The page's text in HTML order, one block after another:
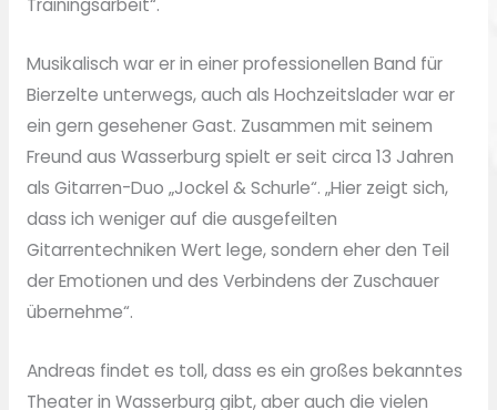
Trainingsarbeit“.
Musikalisch war er in einer professionellen Band für
Bierzelte unterwegs, auch als Hochzeitslader war er
ein gern gesehener Gast. Zusammen mit seinem
Freund aus Wasserburg spielt er seit circa 13 Jahren
als Gitarren-Duo „Jockel & Schurle“. „Hier zeigt sich,
dass ich weniger auf die ausgefeilten
Gitarrentechniken Wert lege, sondern eher den Teil
der Emotionen und des Verbindens der Zuschauer
übernehme“.
Andreas findet es toll, dass es ein großes bekanntes
Theater in Wasserburg gibt, aber auch die vielen